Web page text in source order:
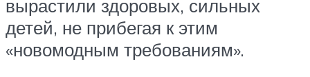
вырастили здоровых, сильных
детей, не прибегая к этим
«новомодным требованиям».